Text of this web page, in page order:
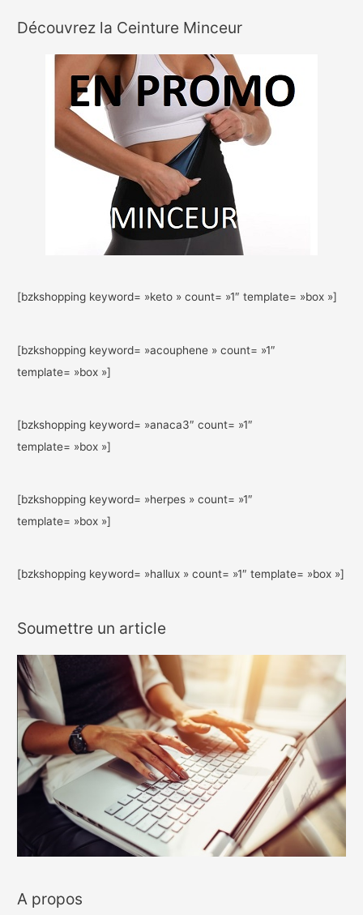
Découvrez la Ceinture Minceur
[bzkshopping keyword= »keto » count= »1″ template= »box »]
[bzkshopping keyword= »acouphene » count= »1″
template= »box »]
[bzkshopping keyword= »anaca3″ count= »1″
template= »box »]
[bzkshopping keyword= »herpes » count= »1″
template= »box »]
[bzkshopping keyword= »hallux » count= »1″ template= »box »]
Soumettre un article
A propos